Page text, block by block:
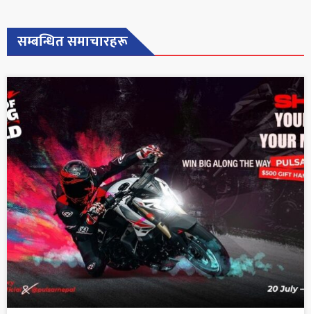
सम्बन्धित समाचारहरू